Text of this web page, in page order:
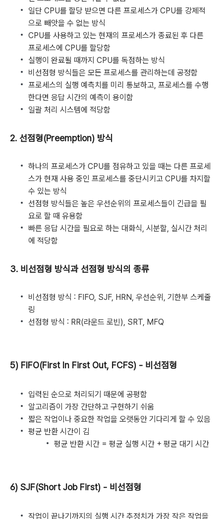
일단 CPU를 할당 받으면 다른 프로세스가 CPU를 강제적
으로 빼앗을 수 없는 방식
CPU를 사용하고 있는 현재의 프로세스가 종료된 후 다른
프로세스에 CPU를 할당함
실행이 완료될 때까지 CPU를 독점하는 방식
비선점형 방식들은 모든 프로세스를 관리하는데 공정함
프로세스의 실행 예측치를 미리 통보하고, 프로세스를 수행
한다면 응답 시간의 예측이 용이함
일괄 처리 시스템에 적당함
2. 선점형(Preemption) 방식
하나의 프로세스가 CPU를 점유하고 있을 때는 다른 프로세
스가 현재 사용 중인 프로세스를 중단시키고 CPU를 차지할
수 있는 방식
선점형 방식들은 높은 우선순위의 프로세스들이 긴급을 필
요로 할 때 유용함
빠른 응답 시간을 필요로 하는 대화식, 시분할, 실시간 처리
에 적당함
3. 비선점형 방식과 선점형 방식의 종류
비선점형 방식 : FIFO, SJF, HRN, 우선순위, 기한부 스케줄
링
선점형 방식 : RR(라운드 로빈), SRT, MFQ
5) FIFO(First In First Out, FCFS) - 비선점형
입력된 순으로 처리되기 때문에 공평함
알고리즘이 가장 간단하고 구현하기 쉬움
짧은 작업이나 중요한 작업을 오랫동안 기다리게 할 수 있음
평균 반환 시간이 김
평균 반환 시간 = 평균 실행 시간 + 평균 대기 시간
6) SJF(Short Job First) - 비선점형
작업이 끝나기까지의 실행 시간 추정치가 가장 작은 작업을